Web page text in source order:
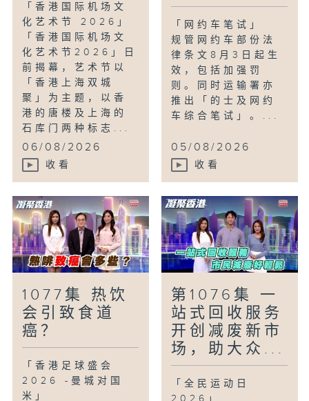
「香港国际机场文
化艺术节 2026」
「香港国际机场文
化艺术节2026」日
前揭幕，艺术节以
「香港上海双城
聚」为主题，以香
港的唐楼及上海的
石库门两种标志...
06/08/2026
收看
「网约车笔试」
规管网约车部份法
律条文8月3日起生
效，包括加强罚
则。同时运输署亦
推出「的士及网约
车综合笔试」。...
05/08/2026
收看
1077集 热饮
会引致食道
癌？
「香港足球盛会
2026 -曼城对国
米」
第1076集 一
站式回收服务
开创减废新市
场，助大众...
「全民运动日